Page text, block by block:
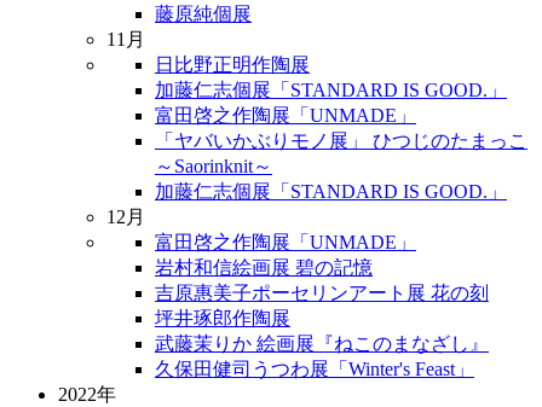
藤原純個展
11月
日比野正明作陶展
加藤仁志個展「STANDARD IS GOOD.」
富田啓之作陶展「UNMADE」
「ヤバいかぶりモノ展」 ひつじのたまっこ
～Saorinknit～
加藤仁志個展「STANDARD IS GOOD.」
12月
富田啓之作陶展「UNMADE」
岩村和信絵画展 碧の記憶
吉原惠美子ポーセリンアート展 花の刻
坪井琢郎作陶展
武藤茉りか 絵画展『ねこのまなざし』
久保田健司うつわ展「Winter's Feast」
2022年